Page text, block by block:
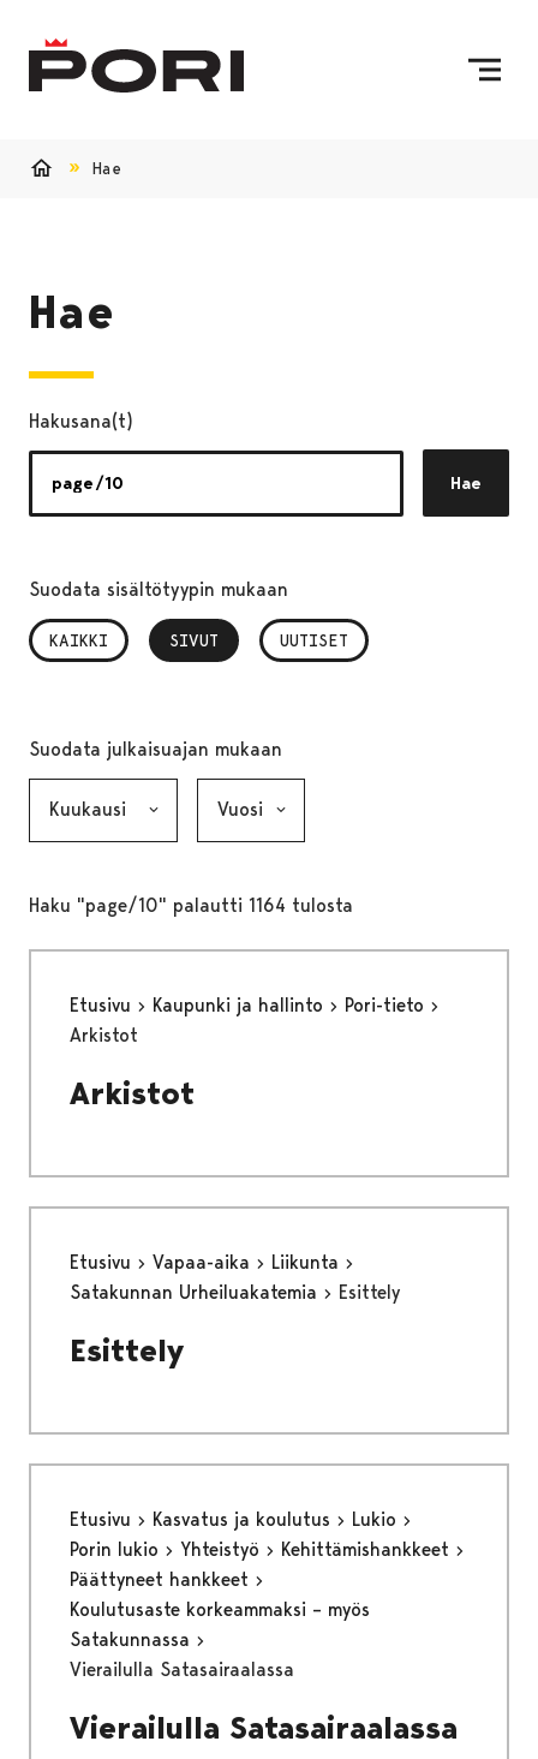
Hae
Hae
Hakusana(t)
Hae
Suodata sisältötyypin mukaan
KAIKKI SIVUT
, VALITTU UUTISET
Suodata julkaisuajan mukaan
Haku "page/10" palautti 1164 tulosta
Etusivu Kaupunki ja hallinto
Pori-tieto
Arkistot
Arkistot
Etusivu Vapaa-aika
Liikunta
Satakunnan Urheiluakatemia
Esittely
Esittely
Etusivu Kasvatus ja koulutus
Lukio
Porin lukio
Yhteistyö
Kehittämishankkeet
Päättyneet hankkeet
Koulutusaste korkeammaksi – myös
Satakunnassa
Vierailulla Satasairaalassa
Vierailulla Satasairaalassa